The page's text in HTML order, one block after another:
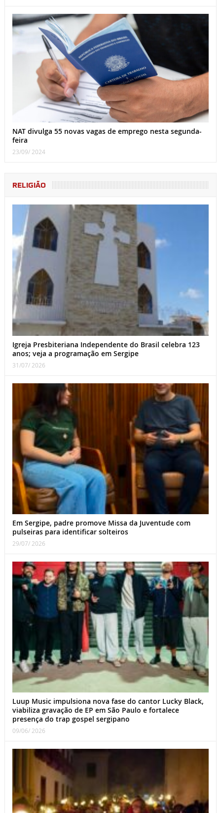
NAT divulga 55 novas vagas de emprego nesta segunda-
feira
23/09/ 2024
RELIGIÃO
Igreja Presbiteriana Independente do Brasil celebra 123
anos; veja a programação em Sergipe
31/07/ 2026
Em Sergipe, padre promove Missa da Juventude com
pulseiras para identificar solteiros
29/07/ 2026
Luup Music impulsiona nova fase do cantor Lucky Black,
viabiliza gravação de EP em São Paulo e fortalece
presença do trap gospel sergipano
09/06/ 2026